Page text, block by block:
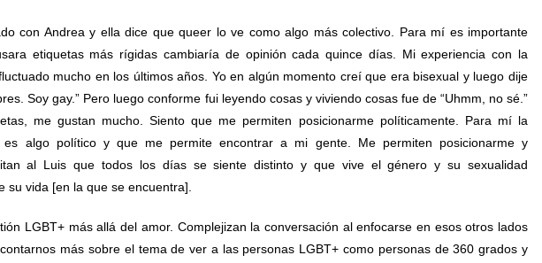
con Andrea y ella dice que queer lo ve como algo más colectivo. Para mí es importante
etiquetas más rígidas cambiaría de opinión cada quince días. Mi experiencia con la
mucho en los últimos años. Yo en algún momento creí que era bisexual y luego dije
Soy gay.” Pero luego conforme fui leyendo cosas y viviendo cosas fue de “Uhmm, no sé.”
me gustan mucho. Siento que me permiten posicionarme políticamente. Para mí la
es algo político y que me permite encontrar a mi gente. Me permiten posicionarme y
al Luis que todos los días se siente distinto y que vive el género y su sexualidad
su vida [en la que se encuentra].
LGBT+ más allá del amor. Complejizan la conversación al enfocarse en esos otros lados
más sobre el tema de ver a las personas LGBT+ como personas de 360 grados y